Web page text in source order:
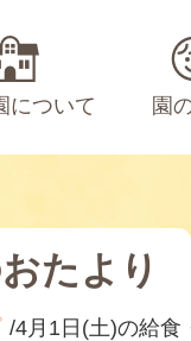
について 園
たより
4月1日(土)の給食